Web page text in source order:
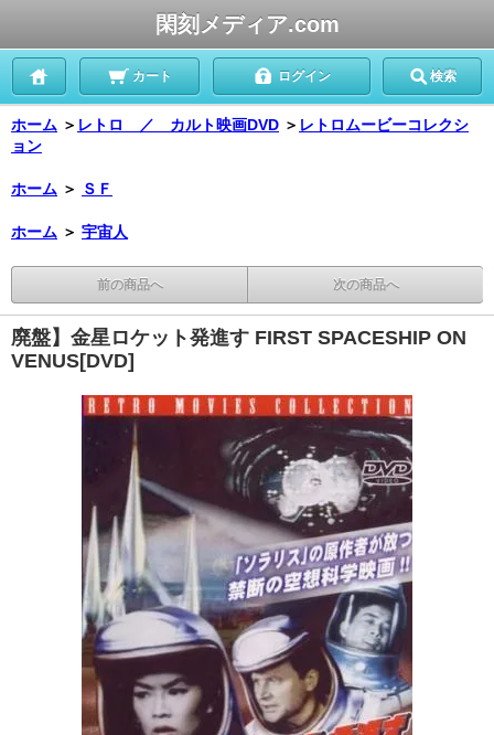
閑刻メディア.com
カート ログイン 検索
ホーム ＞ レトロ ／ カルト映画DVD ＞ レトロムービーコレクシ
ョン
ホーム ＞ ＳＦ
ホーム ＞ 宇宙人
前の商品へ 次の商品へ
廃盤】金星ロケット発進す FIRST SPACESHIP ON
VENUS[DVD]